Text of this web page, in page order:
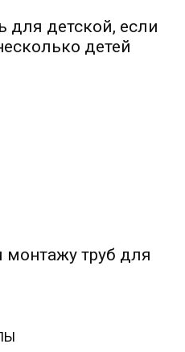
для детской, если
детей
труб для